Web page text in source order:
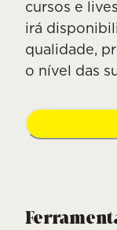
cursos e
irá
qualidade,
o nível das